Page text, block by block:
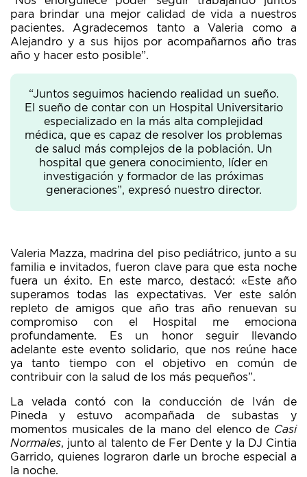
para brindar una mejor calidad de vida a nuestros
pacientes. Agradecemos tanto a Valeria como a
Alejandro y a sus hijos por acompañarnos año tras
año y hacer esto posible”.
“Juntos seguimos haciendo realidad un sueño.
El sueño de contar con un Hospital Universitario
especializado en la más alta complejidad
médica, que es capaz de resolver los problemas
de salud más complejos de la población. Un
hospital que genera conocimiento, líder en
investigación y formador de las próximas
generaciones”, expresó nuestro director.
Valeria Mazza, madrina del piso pediátrico, junto a su
familia e invitados, fueron clave para que esta noche
fuera un éxito. En este marco, destacó: «Este año
superamos todas las expectativas. Ver este salón
repleto de amigos que año tras año renuevan su
compromiso con el Hospital me emociona
profundamente. Es un honor seguir llevando
adelante este evento solidario, que nos reúne hace
ya tanto tiempo con el objetivo en común de
contribuir con la salud de los más pequeños”.
La velada contó con la conducción de Iván de
Pineda y estuvo acompañada de subastas y
momentos musicales de la mano del elenco de Casi
Normales, junto al talento de Fer Dente y la DJ Cintia
Garrido, quienes lograron darle un broche especial a
la noche.